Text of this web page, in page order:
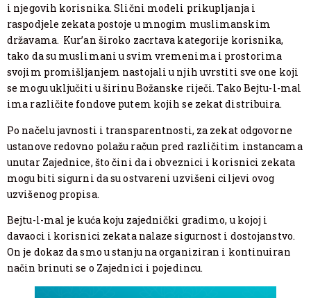
i njegovih korisnika. Slični modeli prikupljanja i
raspodjele zekata postoje u mnogim muslimanskim
državama. Kur’an široko zacrtava kategorije korisnika,
tako da su muslimani u svim vremenima i prostorima
svojim promišljanjem nastojali u njih uvrstiti sve one koji
se mogu uključiti u širinu Božanske riječi. Tako Bejtu-l-mal
ima različite fondove putem kojih se zekat distribuira.
Po načelu javnosti i transparentnosti, za zekat odgovorne
ustanove redovno polažu račun pred različitim instancama
unutar Zajednice, što čini da i obveznici i korisnici zekata
mogu biti sigurni da su ostvareni uzvišeni ciljevi ovog
uzvišenog propisa.
Bejtu-l-mal je kuća koju zajednički gradimo, u kojoj i
davaoci i korisnici zekata nalaze sigurnost i dostojanstvo.
On je dokaz da smo u stanju na organiziran i kontinuiran
način brinuti se o Zajednici i pojedincu.